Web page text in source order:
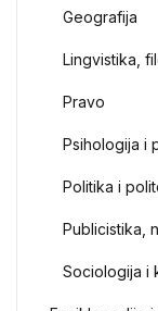
Geografija
Lingvistika,
Pravo
Psihologija i
Politika i
Publicistika,
Sociologija i